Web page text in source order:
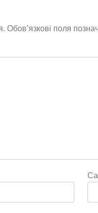
Обов’язкові поля